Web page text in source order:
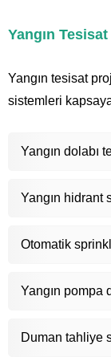
Yangın
Yangın tesisat
sistemleri
Yangın dolabı
Yangın hidrant
Otomatik
Yangın pompa
Duman tahliye